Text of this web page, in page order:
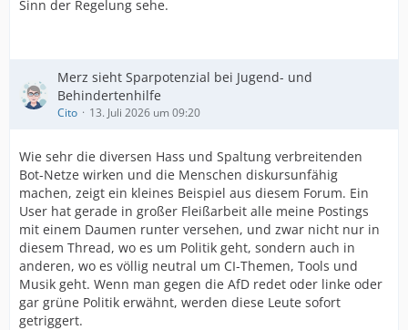
Sinn der Regelung sehe.
Merz sieht Sparpotenzial bei Jugend- und
Behindertenhilfe
Cito 13. Juli 2026 um 09:20
Wie sehr die diversen Hass und Spaltung verbreitenden
Bot-Netze wirken und die Menschen diskursunfähig
machen, zeigt ein kleines Beispiel aus diesem Forum. Ein
User hat gerade in großer Fleißarbeit alle meine Postings
mit einem Daumen runter versehen, und zwar nicht nur in
diesem Thread, wo es um Politik geht, sondern auch in
anderen, wo es völlig neutral um CI-Themen, Tools und
Musik geht. Wenn man gegen die AfD redet oder linke oder
gar grüne Politik erwähnt, werden diese Leute sofort
getriggert.